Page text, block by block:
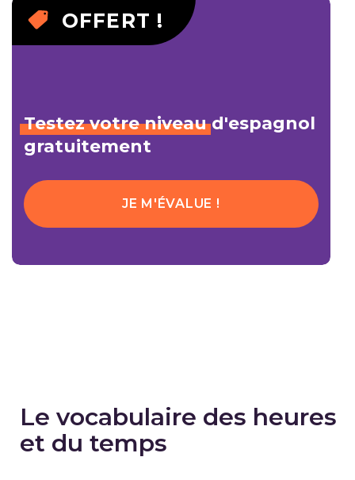
OFFERT !
Testez votre niveaud'espagnol
gratuitement
JE M'ÉVALUE !
Le vocabulaire des heures
et du temps